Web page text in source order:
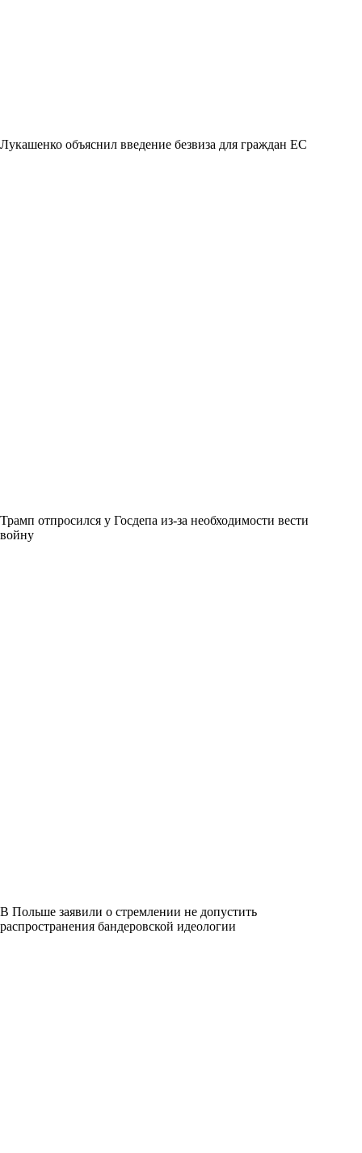
Лукашенко объяснил введение безвиза для граждан ЕС
Трамп отпросился у Госдепа из-за необходимости вести
войну
В Польше заявили о стремлении не допустить
распространения бандеровской идеологии